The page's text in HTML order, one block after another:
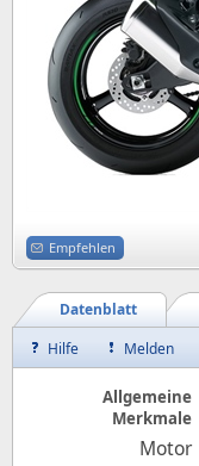
Empfehlen
Datenblatt
Hilfe
Melden
Allgemeine
Merkmale
Motor